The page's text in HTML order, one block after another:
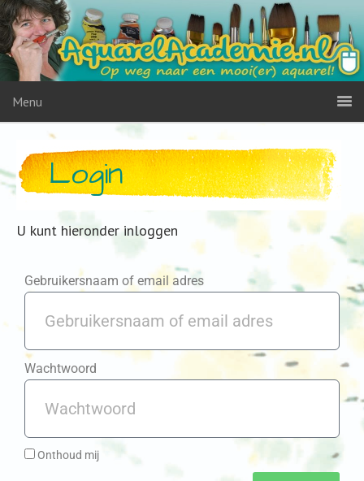
Menu
Login
U kunt hieronder inloggen
Gebruikersnaam of email adres
Wachtwoord
Onthoud mij